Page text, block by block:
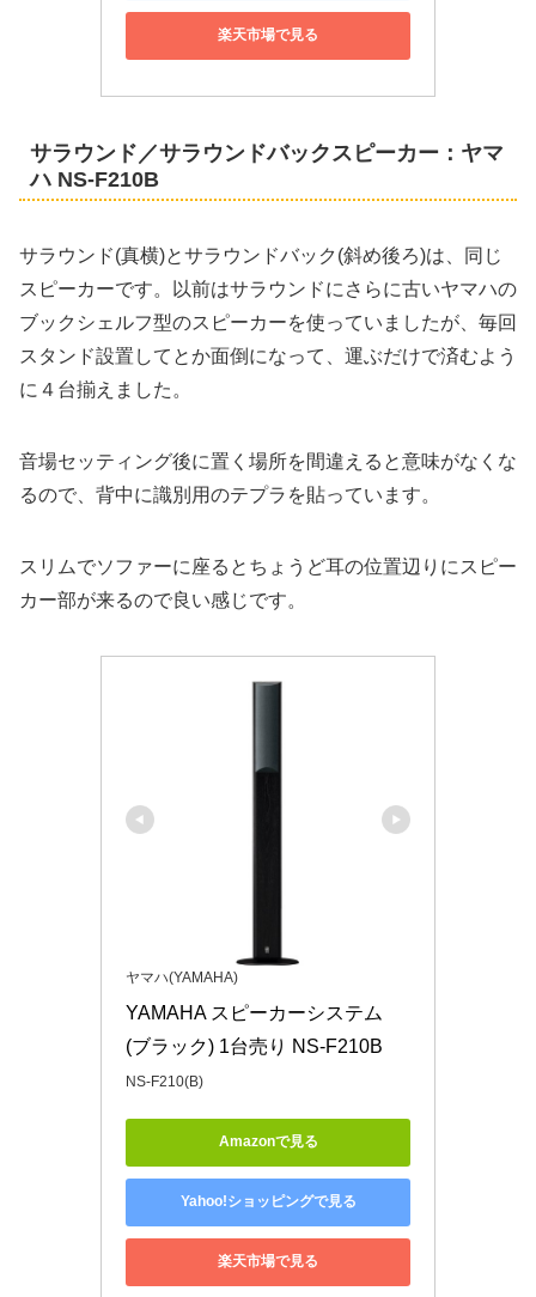
楽天市場で見る
サラウンド／サラウンドバックスピーカー：ヤマ
ハ NS-F210B
サラウンド(真横)とサラウンドバック(斜め後ろ)は、同じ
スピーカーです。以前はサラウンドにさらに古いヤマハの
ブックシェルフ型のスピーカーを使っていましたが、毎回
スタンド設置してとか面倒になって、運ぶだけで済むよう
に４台揃えました。
音場セッティング後に置く場所を間違えると意味がなくな
るので、背中に識別用のテプラを貼っています。
スリムでソファーに座るとちょうど耳の位置辺りにスピー
カー部が来るので良い感じです。
ヤマハ(YAMAHA)
YAMAHA スピーカーシステム
(ブラック) 1台売り NS-F210B
NS-F210(B)
Amazonで見る
Yahoo!ショッピングで見る
楽天市場で見る